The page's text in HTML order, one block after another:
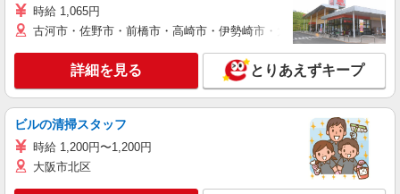
時給 1,065円
古河市・佐野市・前橋市・高崎市・伊勢崎市・太田市・館林市・藤
詳細を見る とりあえずキープ
ビルの清掃スタッフ
時給 1,200円〜1,200円
大阪市北区